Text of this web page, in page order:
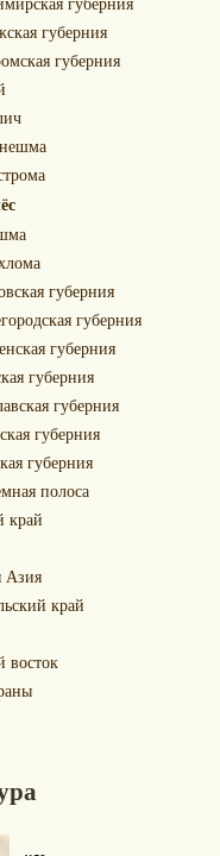
губерния
губерния
губерния
губерния
губерния
губерния
губерния
губерния
губерния
полоса
край
Азия
край
восток